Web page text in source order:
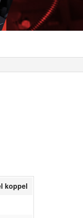
koppel